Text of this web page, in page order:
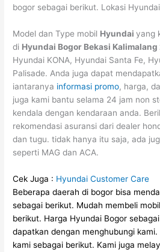
bogor sebagai berikut. Lokasi
Model dan Type mobil Hyundaiyang
di Hyundai Bogor Bekasi Kalimalang
Hyundai KONA, Hyundai Santa Fe,
Palisade. Anda juga dapat
iantaranya informasi promo, harga,
juga kami bantu selama 24 jam non
kendala dengan kendaraan anda.
rekomendasi asuransi dari dealer
dan tugu. tidak hanya itu saja, ada
seperti MAG dan ACA.
Cek Juga : Hyundai Customer Care
Beberapa daerah di bogor bisa
sebagai berikut. Mudah membeli
berikut. Harga Hyundai Bogor
dapatkan dengan menghubungi kami.
kami sebagai berikut. Kami juga